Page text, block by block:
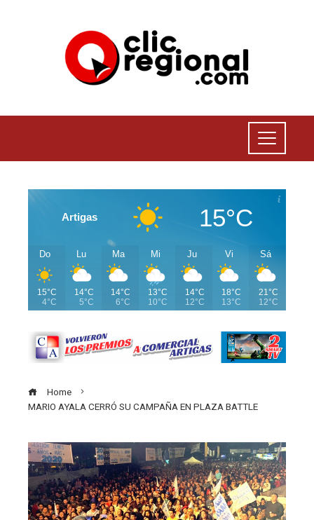
Artigas 15°C
Do
15°C
4°C
Lu
14°C
5°C
Ma
14°C
6°C
Mi
13°C
10°C
Ju
14°C
12°C
Vi
18°C
13°C
Sá
21°C
12°C
Home
MARIO AYALA CERRÓ SU CAMPAÑA EN PLAZA BATTLE